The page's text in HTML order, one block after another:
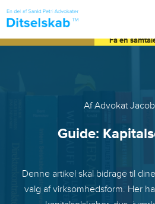
Af Advokat
Guide:
Denne artikel skal bidrage til
valg af virksomhedsform. Her
Få en